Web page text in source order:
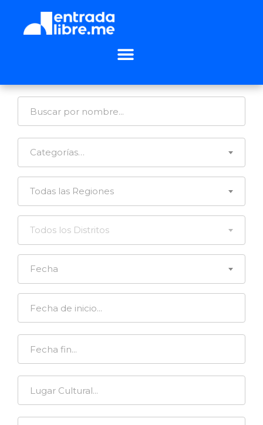
Categorías…
Todas las Regiones
Todos los Distritos
Fecha